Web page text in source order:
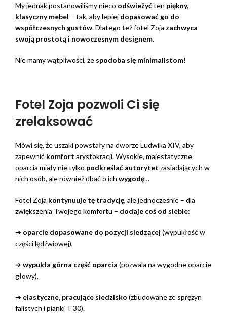
My jednak postanowiliśmy nieco odświeżyćten piękny,
klasyczny mebel – tak, aby lepiej dopasować go do
współczesnych gustów. Dlatego też fotel Zoja zachwyca
swoją prostotą i nowoczesnym designem.
Nie mamy wątpliwości, że spodoba się minimalistom!
Fotel Zoja pozwoli Ci się
zrelaksować
Mówi się, że uszaki powstały na dworze Ludwika XIV, aby
zapewnić komfort arystokracji. Wysokie, majestatyczne
oparcia miały nie tylko podkreślać autorytet zasiadających w
nich osób, ale również dbać o ich wygodę…
Fotel Zoja kontynuuje tę tradycję, ale jednocześnie – dla
zwiększenia Twojego komfortu – dodaje coś od siebie:
➔ oparcie dopasowane do pozycji siedzącej (wypukłość w
części lędźwiowej),
➔ wypukła górna część oparcia (pozwala na wygodne oparcie
głowy),
➔ elastyczne, pracujące siedzisko (zbudowane ze sprężyn
falistych i pianki T 30).